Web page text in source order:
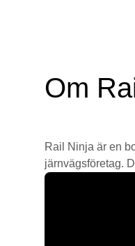
Om
Rail Ninja är en
järnvägsföretag.